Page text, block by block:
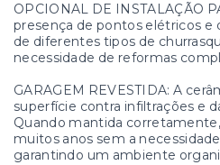
OPCIONAL DE INSTALAÇÃO
presença de pontos elétricos e
de diferentes tipos de
necessidade de reformas
GARAGEM REVESTIDA: A
superfície contra infiltrações e
Quando mantida
muitos anos sem a
garantindo um ambiente